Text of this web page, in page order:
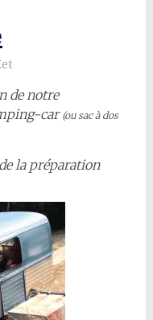
de notre
car (ou sac à dos
la préparation